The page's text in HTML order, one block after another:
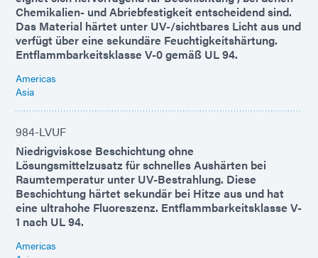
Chemikalien- und Abriebfestigkeit entscheidend sind.
Das Material härtet unter UV-/sichtbares Licht aus und
verfügt über eine sekundäre Feuchtigkeitshärtung.
Entflammbarkeitsklasse V-0 gemäß UL 94.
Americas
Asia
984-LVUF
Niedrigviskose Beschichtung ohne
Lösungsmittelzusatz für schnelles Aushärten bei
Raumtemperatur unter UV-Bestrahlung. Diese
Beschichtung härtet sekundär bei Hitze aus und hat
eine ultrahohe Fluoreszenz. Entflammbarkeitsklasse V-
1 nach UL 94.
Americas